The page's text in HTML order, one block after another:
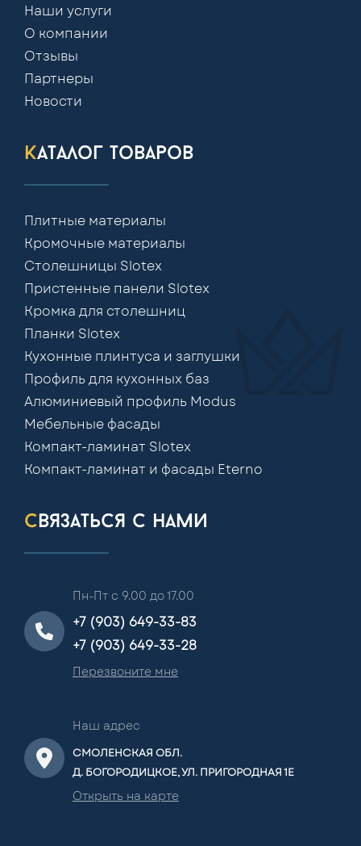
Наши услуги
О компании
Отзывы
Партнеры
Новости
каталог товаров
Плитные материалы
Кромочные материалы
Столешницы Slotex
Пристенные панели Slotex
Кромка для столешниц
Планки Slotex
Кухонные плинтуса и заглушки
Профиль для кухонных баз
Алюминиевый профиль Modus
Мебельные фасады
Компакт-ламинат Slotex
Компакт-ламинат и фасады Eterno
связаться с нами
Пн-Пт с 9.00 до 17.00
+7 (903) 649-33-83
+7 (903) 649-33-28
Перезвоните мне
Наш адрес
СМОЛЕНСКАЯ ОБЛ.
Д. БОГОРОДИЦКОЕ, УЛ. ПРИГОРОДНАЯ 1Е
Открыть на карте